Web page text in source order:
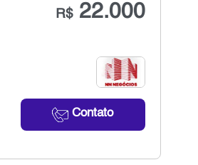
R$22.000
Contato